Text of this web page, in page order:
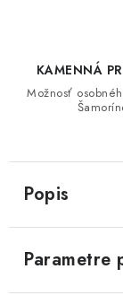
KAMENNÁ
Možnosť
Popis
Parametre